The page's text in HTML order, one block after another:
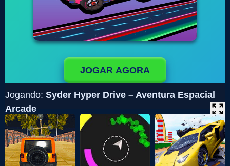
JOGAR AGORA
Jogando: Syder Hyper Drive – Aventura Espacial
Arcade